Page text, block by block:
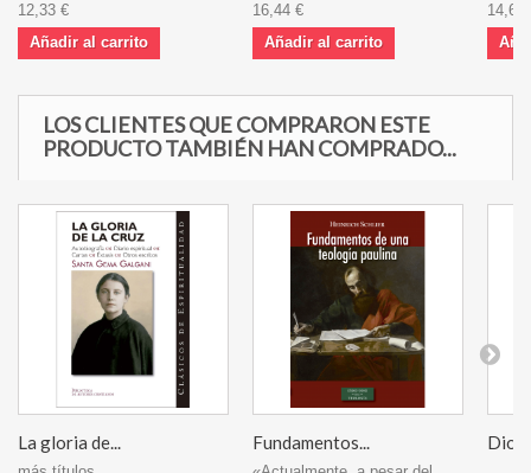
12,33 €
Añadir al carrito
16,44 €
Añadir al carrito
14,61
LOS CLIENTES QUE COMPRARON ESTE
PRODUCTO TAMBIÉN HAN COMPRADO...
La gloria de... Fundamentos... Dios